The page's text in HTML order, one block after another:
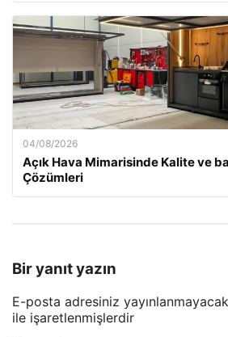
04/08/2026
Açık Hava Mimarisinde Kalite ve
Çözümleri
Bir yanıt yazın
E-posta adresiniz
ile işaretlenmişlerdir